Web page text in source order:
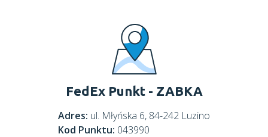
FedEx Punkt - ZABKA
Adres: ul. Młyńska 6, 84-242 Luzino
Kod Punktu: 043990